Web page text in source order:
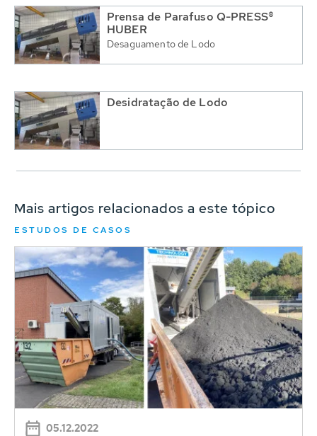
Prensa de Parafuso Q-PRESS®
HUBER
Desaguamento de Lodo
Desidratação de Lodo
Mais artigos relacionados a este tópico
ESTUDOS DE CASOS
05.12.2022